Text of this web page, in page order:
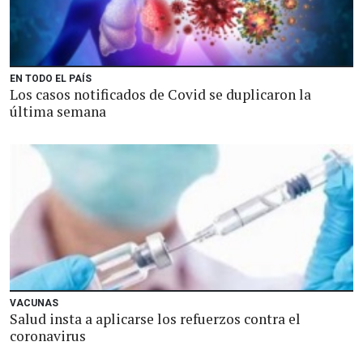
EN TODO EL PAÍS
Los casos notificados de Covid se duplicaron la
última semana
VACUNAS
Salud insta a aplicarse los refuerzos contra el
coronavirus